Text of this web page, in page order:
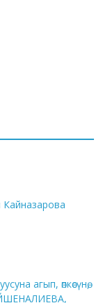
Кайназарова
агып, өпкөсүнө,